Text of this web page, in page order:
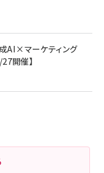
と見る
USB-C & USB-C
ーブル 240W 結束バン
コン素材採用 iPhone
Pro MacBook
と見る
AI×マーケティング
開催】